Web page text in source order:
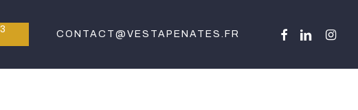
CONTACT@VESTAPENATES.FR FACEBOOK
LINKEDIN